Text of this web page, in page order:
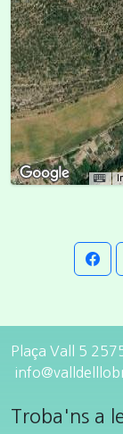
Plaça Vall 5
Troba'ns a